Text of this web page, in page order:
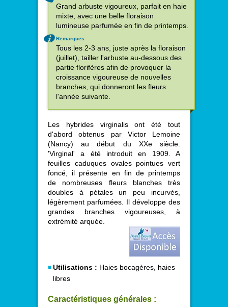
Grand arbuste vigoureux, parfait en haie
mixte, avec une belle floraison
lumineuse parfumée en fin de printemps.
Remarques
Tous les 2-3 ans, juste après la floraison
(juillet), tailler l'arbuste au-dessous des
partie florifères afin de provoquer la
croissance vigoureuse de nouvelles
branches, qui donneront les fleurs
l'année suivante.
Les hybrides virginalis ont été tout
d'abord obtenus par Victor Lemoine
(Nancy) au début du XXe siècle.
'Virginal' a été introduit en 1909. A
feuilles caduques ovales pointues vert
foncé, il présente en fin de printemps
de nombreuses fleurs blanches très
doubles à pétales un peu incurvés,
légèrement parfumées. Il développe des
grandes branches vigoureuses, à
extrémité arquée.
Utilisations : Haies bocagères, haies
libres
Caractéristiques générales :